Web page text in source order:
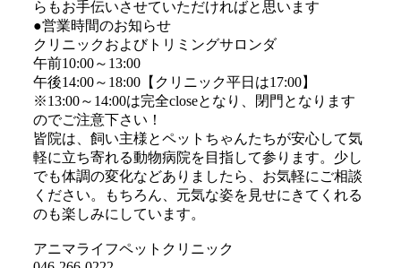
らもお手伝いさせていただければと思います
●営業時間のお知らせ
クリニックおよびトリミングサロンダ
午前10:00～13:00
午後14:00～18:00【クリニック平日は17:00】
※13:00～14:00は完全closeとなり、閉門となります
のでご注意下さい！
皆院は、飼い主様とペットちゃんたちが安心して気
軽に立ち寄れる動物病院を目指して参ります。少し
でも体調の変化などありましたら、お気軽にご相談
ください。もちろん、元気な姿を見せにきてくれる
のも楽しみにしています。
アニマライフペットクリニック